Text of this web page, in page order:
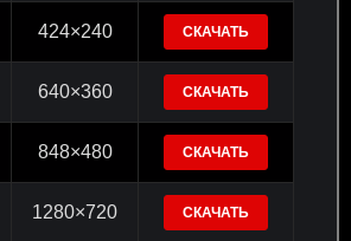
424×240 СКАЧАТЬ
640×360 СКАЧАТЬ
848×480 СКАЧАТЬ
1280×720 СКАЧАТЬ